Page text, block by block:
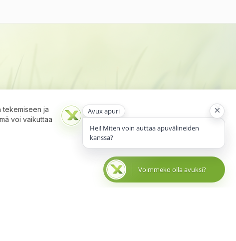
Avux apuri
Hei! Miten voin auttaa apuvälineiden
kanssa?
×
Voimmeko olla avuksi?
Close
tekemiseen ja
voi vaikuttaa